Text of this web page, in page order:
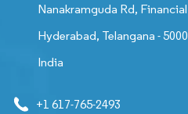
Nanakramguda Rd,
Hyderabad, Telangana -
India
+1 617-765-2493